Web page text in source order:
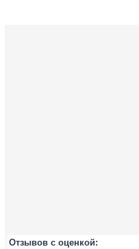
Отзывов с оценкой: